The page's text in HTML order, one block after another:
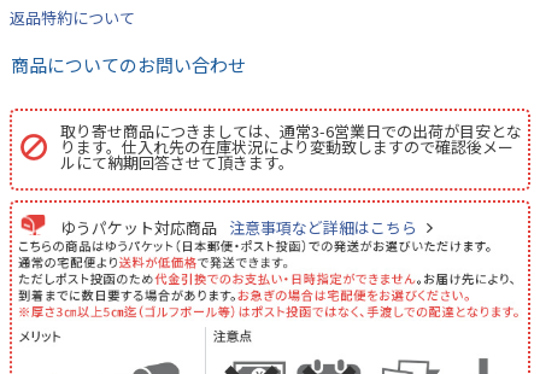
返品特約について
商品についてのお問い合わせ
取り寄せ商品につきましては、通常3-6営業日での出荷が目安とな
ります。仕入れ先の在庫状況により変動致しますので確認後メー
ルにて納期回答させて頂きます。
ゆうパケット対応商品 注意事項など詳細はこちら